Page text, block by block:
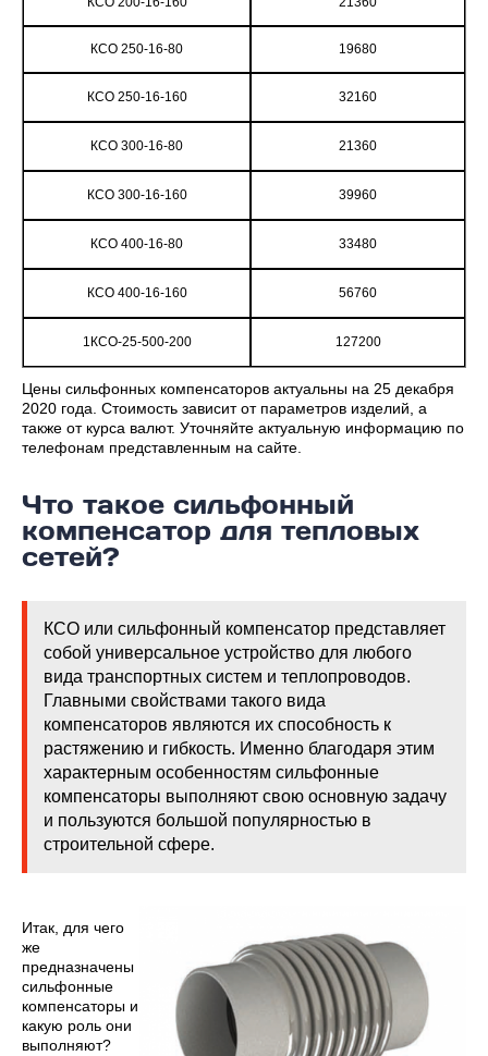
КСО 250-16-80 19680
КСО 250-16-160 32160
КСО 300-16-80 21360
КСО 300-16-160 39960
КСО 400-16-80 33480
КСО 400-16-160 56760
1КСО-25-500-200 127200
Цены сильфонных компенсаторов актуальны на 25 декабря
2020 года. Стоимость зависит от параметров изделий, а
также от курса валют. Уточняйте актуальную информацию по
телефонам представленным на сайте.
Что такое сильфонный
компенсатор для тепловых
сетей?
КСО или сильфонный компенсатор представляет
собой универсальное устройство для любого
вида транспортных систем и теплопроводов.
Главными свойствами такого вида
компенсаторов являются их способность к
растяжению и гибкость. Именно благодаря этим
характерным особенностям сильфонные
компенсаторы выполняют свою основную задачу
и пользуются большой популярностью в
строительной сфере.
Итак, для чего
же
предназначены
сильфонные
компенсаторы и
какую роль они
выполняют?